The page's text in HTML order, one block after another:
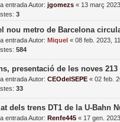
entrada Autor: jgomezs « 13 març
3
nou metro de Barcelona
entrada Autor: Miquel « 08 feb. 2023,
584
presentació de les noves 213
entrada Autor: CEOdelSEPE « 02 feb.
33
dels trens DT1 de la U-Bahn
entrada Autor: Renfe445 « 17 gen.